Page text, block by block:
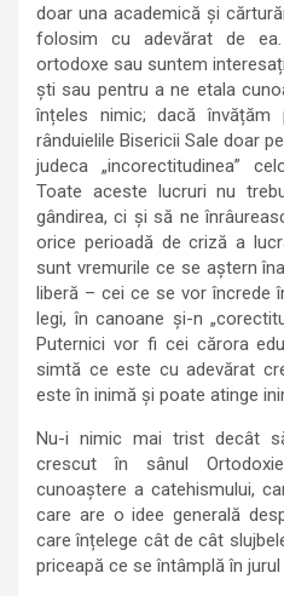
doar una academică și
folosim cu adevărat de
ortodoxe sau suntem
ști sau pentru a ne etala
înțeles nimic; dacă învățăm
rânduielile Bisericii Sale doar
judeca „incorectitudinea”
Toate aceste lucruri nu
gândirea, ci și să ne
orice perioadă de criză a
sunt vremurile ce se aștern
liberă – cei ce se vor încrede
legi, în canoane și-n
Puternici vor fi cei cărora
simtă ce este cu adevărat
este în inimă și poate atinge
Nu-i nimic mai trist decât
crescut în sânul
cunoaștere a catehismului,
care are o idee generală
care înțelege cât de cât
priceapă ce se întâmplă în jurul